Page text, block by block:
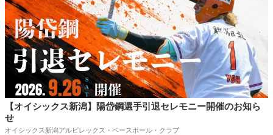
【オイシックス新潟】陽岱鋼選手引退セレモニー開催のお知ら
せ
オイシックス新潟アルビレックス・ベースボール・クラブ